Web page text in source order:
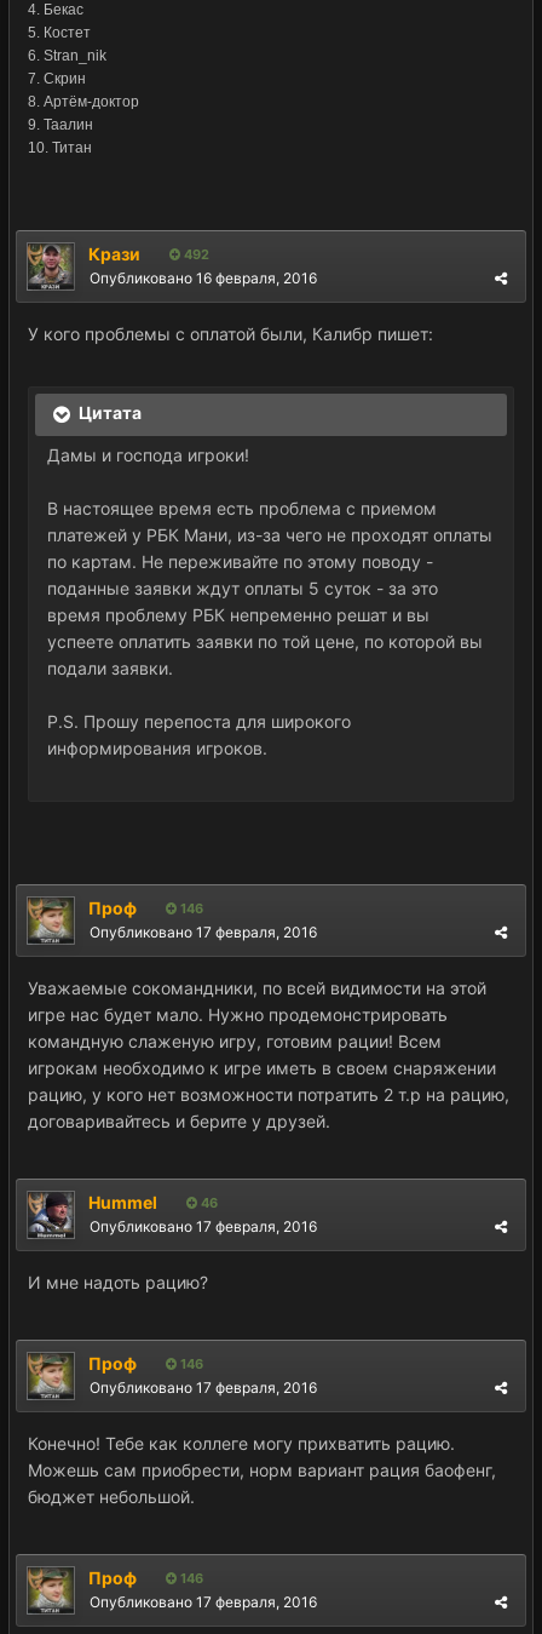
4. Бекас
5. Костет
6. Stran_nik
7. Скрин
8. Артём-доктор
9. Таалин
10. Титан
Крази 492
Опубликовано 16 февраля, 2016
У кого проблемы с оплатой были, Калибр пишет:
Цитата
Дамы и господа игроки!
В настоящее время есть проблема с приемом
платежей у РБК Мани, из-за чего не проходят оплаты
по картам. Не переживайте по этому поводу -
поданные заявки ждут оплаты 5 суток - за это
время проблему РБК непременно решат и вы
успеете оплатить заявки по той цене, по которой вы
подали заявки.
P.S. Прошу перепоста для широкого
информирования игроков.
Проф 146
Опубликовано 17 февраля, 2016
Уважаемые сокомандники, по всей видимости на этой
игре нас будет мало. Нужно продемонстрировать
командную слаженую игру, готовим рации! Всем
игрокам необходимо к игре иметь в своем снаряжении
рацию, у кого нет возможности потратить 2 т.р на рацию,
договаривайтесь и берите у друзей.
Hummel 46
Опубликовано 17 февраля, 2016
И мне надоть рацию?
Проф 146
Опубликовано 17 февраля, 2016
Конечно! Тебе как коллеге могу прихватить рацию.
Можешь сам приобрести, норм вариант рация баофенг,
бюджет небольшой.
Проф 146
Опубликовано 17 февраля, 2016